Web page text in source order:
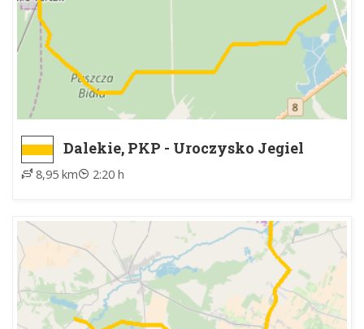
Dalekie, PKP - Uroczysko Jegiel
8,95 km 2:20 h